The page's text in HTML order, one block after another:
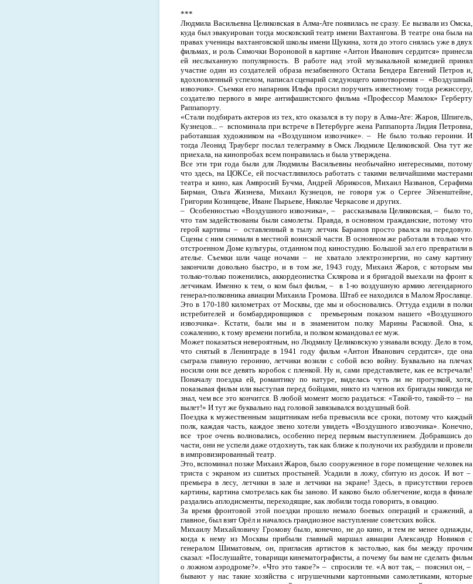
***
Людмила Васильевна Целиковская в Алма-Ате появилась не сразу. Ее вызвали из Омска,
куда был эвакуирован тогда московский театр имени Вахтангова. В театре она была на
правах ученицы вахтанговской школы имени Щукина, хотя до этого снялась уже в двух
фильмах, и роль Симочки Вороновой в картине «Антон Иванович сердится» принесла
ей неслыханную популярность. В работе над этой музыкальной комедией принял
участие один из создателей образа незабвенного Остапа Бендера Евгений Петров и,
вдохновленный успехом, написал сценарий следующего кинотворения – «Воздушный
извозчик». Съемки его напарник Ильфа просил поручить известному тогда режиссеру,
создателю первого в мире антифашистского фильма «Профессор Мамлок» Герберту
Раппапорту.
«Стали подбирать актеров из тех, кто оказался в ту пору в Алма-Ате: Жаров, Шпигель,
Кузнецов... – вспоминала при встрече в Петербурге жена Раппапорта Лидия Петровна,
работавшая художником на «Воздушном извозчике». –
Не было только героини. И
тогда Леонид Трауберг послал телеграмму в Омск Людмиле Целиковской. Она тут же
приехала, на кинопробах всем понравилась и была утверждена.
Все эти три года были для Людмилы Васильевны необычайно интересными, потому
что здесь, на ЦОКСе, ей посчастливилось работать с такими величайшими мастерами
театра и кино, как Амвросий Бучма, Андрей Абрикосов, Михаил Названов, Серафима
Бирман, Ольга Жизнева, Михаил Кузнецов, не говоря уж о Сергее Эйзенштейне,
Григории Козинцеве, Иване Пырьеве, Николае Черкасове и других.
– Особенностью «Воздушного извозчика», – рассказывала Целиковская, – было то,
что там задействованы были самолеты. Правда, в основном гражданские, потому что
герой картины –
оставленный в тылу летчик Баранов просто рвался на передовую.
Сцены с ним снимали в местной воинской части. В основном же работали в только что
отстроенном Доме культуры, отданном под киностудию. Большой зал его превратили в
ателье. Съемки шли чаще ночами –
не хватало электроэнергии, но саму картину
закончили довольно быстро, и в том же, 1943 году, Михаил Жаров, с которым мы
только-только поженились, аккордеонистка Склярова и я бригадой выехали на фронт к
летчикам. Именно к тем, о ком был фильм, –
в 1-ю воздушную армию легендарного
генерал-полковника авиации Михаила Громова. Штаб ее находился в Малом Ярославце.
Это в 170-180 километрах от Москвы, где мы и обосновались. Оттуда ездили в полки
истребителей и бомбардировщиков с
премьерным показом нашего «Воздушного
извозчика». Кстати, были мы и в знаменитом полку Марины Расковой. Она, к
сожалению, к тому времени погибла, и полком командовал ее муж.
Может показаться невероятным, но Людмилу Целиковскую узнавали всюду. Дело в том,
что снятый в Ленинграде в 1941 году фильм «Антон Иванович сердится», где она
сыграла главную героиню, летчики возили с собой всю войну. Буквально на плечах
носили они все девять коробок с пленкой. Ну и, сами представляете, как ее встречали!
Поначалу поездка ей, романтику по натуре, виделась чуть ли не прогулкой, хотя,
показывая фильм или выступая перед бойцами, никто из членов их бригады никогда не
знал, чем все это кончится. В любой момент могло раздаться: «Такой-то, такой-то – на
вылет!» И тут же буквально над головой завязывался воздушный бой.
Поездка к мужественным защитникам неба превысила все сроки, потому что каждый
полк, каждая часть, каждое звено хотели увидеть «Воздушного извозчика». Конечно,
все
трое очень волновались, особенно перед первым выступлением. Добравшись до
части, они не успели даже отдохнуть, так как ближе к полуночи их разбудили и провели
в импровизированный театр.
Это, вспоминал позже Михаил Жаров, было сооруженное в горе помещение человек на
триста с экраном из сшитых простыней. Усадили в ложу, сбитую из досок. И вот –
премьера в лесу, летчики в зале и летчики на экране! Здесь, в присутствии героев
картины, картина смотрелась как бы заново. И каково было облегчение, когда в финале
раздались аплодисменты, переходящие, как любили тогда говорить, в овацию.
За время фронтовой этой поездки прошло немало боевых операций и сражений, а
главное, был взят Орёл и началось грандиозное наступление советских войск.
Михаилу Михайловичу Громову было, конечно, не до кино, и тем не менее однажды,
когда к нему из Москвы прибыли главный маршал авиации Александр Новиков с
генералом Шиматовым, он, пригласив артистов к застолью, как бы между прочим
сказал: «Послушайте, товарищи кинематографисты, а почему бы вам не сделать фильм
о ложном аэродроме?». «Что это такое?» – спросили те. «А вот так, – пояснил он, –
бывают у нас такие хозяйства с игрушечными картонными самолетиками, которые